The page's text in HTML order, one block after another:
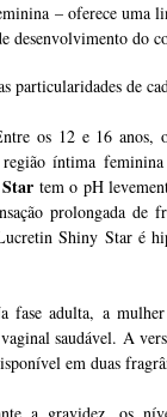
– oferece uma
desenvolvimento do
particularidades de
os 12 e 16 anos,
íntima feminina
tem o pH
prolongada
Shiny Star é
fase adulta, a
saudável. A
em duas